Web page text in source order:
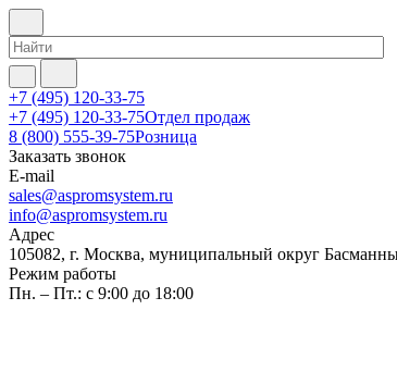
+7 (495) 120-33-75
+7 (495) 120-33-75Отдел продаж
8 (800) 555-39-75Розница
Заказать звонок
E-mail
sales@aspromsystem.ru
info@aspromsystem.ru
Адрес
105082, г. Москва, муниципальный округ
Режим работы
Пн. – Пт.: с 9:00 до 18:00